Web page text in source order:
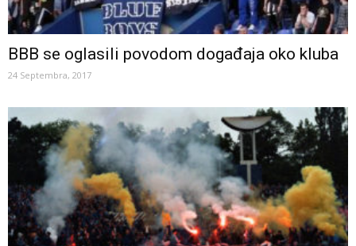
BBB se oglasili povodom događaja oko kluba
24 Septembra, 2017